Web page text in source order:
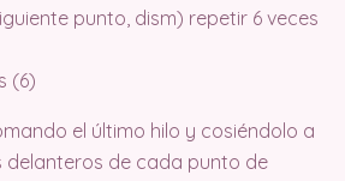
punto, dism) repetir 6 veces
(6)
el último hilo y cosiéndolo a
delanteros de cada punto de